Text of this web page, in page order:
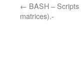
← BASH –
matrices).-